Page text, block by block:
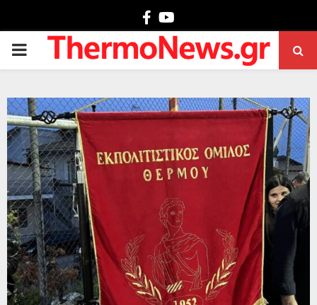
Facebook
PRIMARY